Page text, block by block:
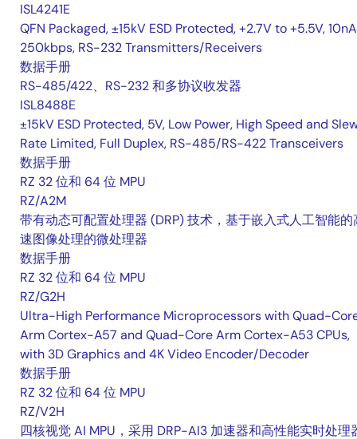
ISL4241E
QFN Packaged, ±15kV ESD Protected, +2.7V to +5.5V,
250kbps, RS-232 Transmitters/Receivers
数据手册
RS-485/422、RS-232 和多协议收发器
ISL8488E
±15kV ESD Protected, 5V, Low Power, High Speed and
Rate Limited, Full Duplex, RS-485/RS-422 Transceivers
数据手册
RZ 32 位和 64 位 MPU
RZ/A2M
带有动态可配置处理器 (DRP) 技术，基于嵌入式人工智能的
速图像处理的微处理器
数据手册
RZ 32 位和 64 位 MPU
RZ/G2H
Ultra-High Performance Microprocessors with Quad-
Arm Cortex-A57 and Quad-Core Arm Cortex-A53 CPUs,
with 3D Graphics and 4K Video Encoder/Decoder
数据手册
RZ 32 位和 64 位 MPU
RZ/V2H
四核视觉 AI MPU，采用 DRP-AI3 加速器和高性能实时处理